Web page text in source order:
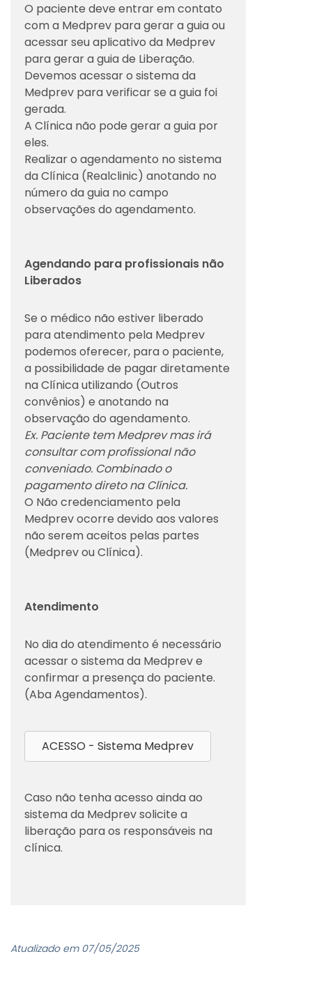
O paciente deve entrar em contato
com a Medprev para gerar a guia ou
acessar seu aplicativo da Medprev
para gerar a guia de Liberação.
Devemos acessar o sistema da
Medprev para verificar se a guia foi
gerada.
A Clínica não pode gerar a guia por
eles.
Realizar o agendamento no sistema
da Clínica (Realclinic) anotando no
número da guia no campo
observações do agendamento.
Agendando para profissionais não
Liberados
Se o médico não estiver liberado
para atendimento pela Medprev
podemos oferecer, para o paciente,
a possibilidade de pagar diretamente
na Clínica utilizando (Outros
convênios) e anotando na
observação do agendamento.
Ex. Paciente tem Medprev mas irá
consultar com profissional não
conveniado. Combinado o
pagamento direto na Clínica.
O Não credenciamento pela
Medprev ocorre devido aos valores
não serem aceitos pelas partes
(Medprev ou Clínica).
Atendimento
No dia do atendimento é necessário
acessar o sistema da Medprev e
confirmar a presença do paciente.
(Aba Agendamentos).
ACESSO - Sistema Medprev
Caso não tenha acesso ainda ao
sistema da Medprev solicite a
liberação para os responsáveis na
clínica.
Atualizado em 07/05/2025